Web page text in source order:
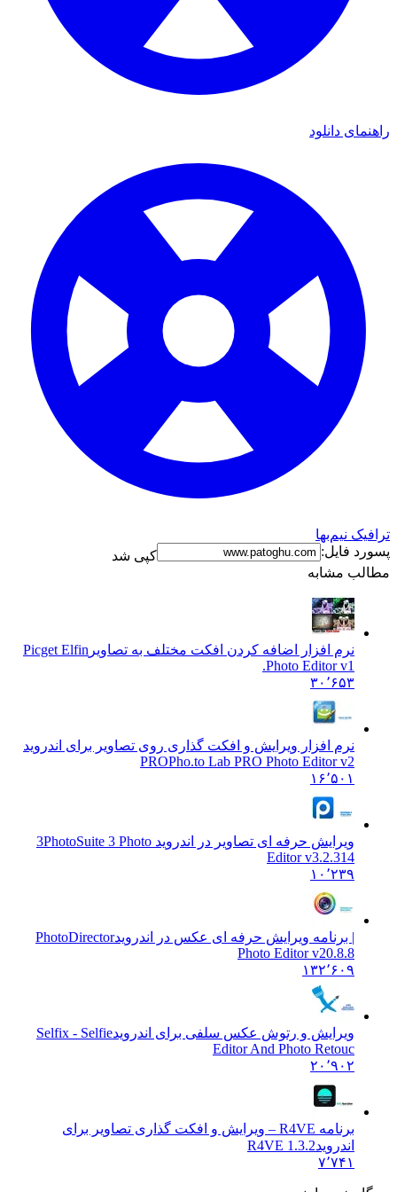
دانلود
نیم‌بها
فایل:
کپی شد
مشابه
نرم افزار اضافه کردن افکت مختلف به تصاویر Picget Elfin
Photo Editor v1.
۳۰٬۶۵۳
نرم افزار ویرایش و افکت گذاری روی تصاویر برای اندروید
PRO Pho.to Lab PRO Photo Editor v2
۱۶٬۵۰۱
ویرایش حرفه ای تصاویر در اندروید 3
PhotoSuite 3 Photo
Editor v3.2.314
۱۰٬۲۳۹
| برنامه ویرایش حرفه ای عکس در اندروید
PhotoDirector
Photo Editor v20.8.8
۱۳۲٬۶۰۹
ویرایش و رتوش عکس سلفی برای اندروید Selfix - Selfie
Editor And Photo Retouc
۲۰٬۹۰۲
برنامه R4VE – ویرایش و افکت گذاری تصاویر برای
1.3.2 R4VE